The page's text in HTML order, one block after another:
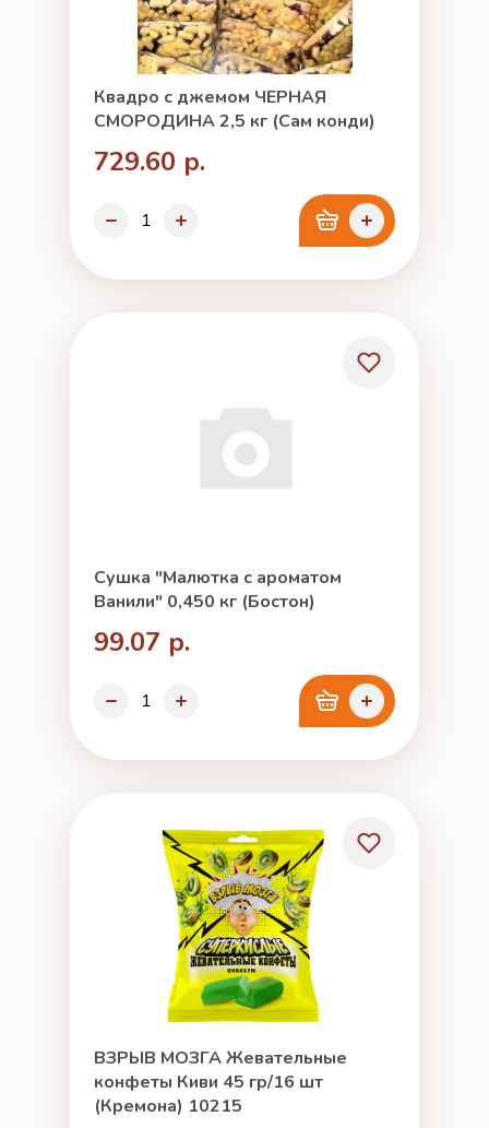
Квадро с джемом ЧЕРНАЯ
СМОРОДИНА 2,5 кг (Сам конди)
729.60 р.
Сушка "Малютка с ароматом
Ванили" 0,450 кг (Бостон)
99.07 р.
ВЗРЫВ МОЗГА Жевательные
конфеты Киви 45 гр/16 шт
(Кремона) 10215